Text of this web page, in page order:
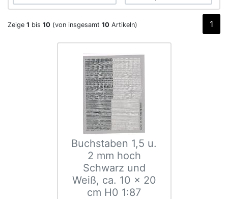
Zeige 1 bis 10 (von insgesamt 10 Artikeln) 1
Buchstaben 1,5 u.
2 mm hoch
Schwarz und
Weiß, ca. 10 x 20
cm H0 1:87